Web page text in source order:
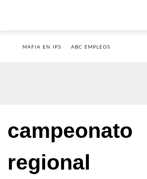
MAFIA EN IPS ABC EMPLEOS
campeonato
regional